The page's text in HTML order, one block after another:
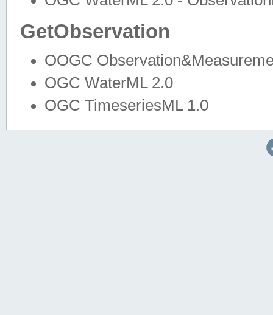
GetObservation
OOGC
OGC WaterML 2.0
OGC TimeseriesML 1.0